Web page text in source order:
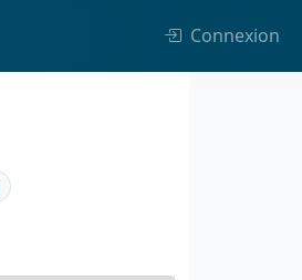
Connexion